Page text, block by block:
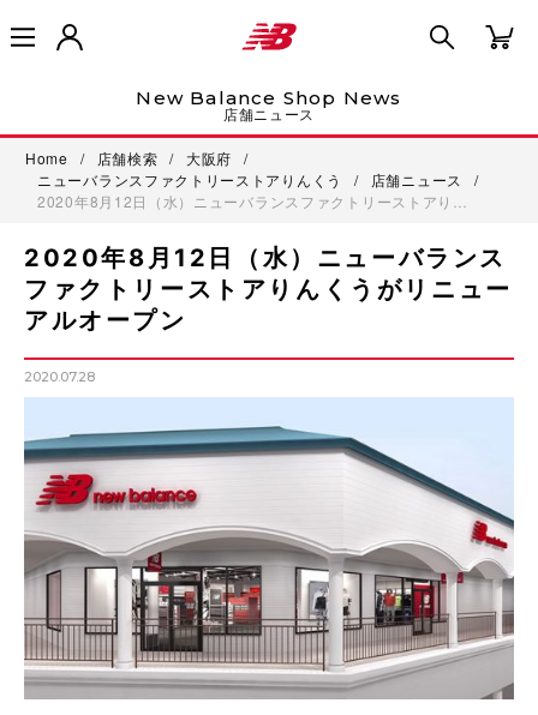
New Balance Shop News
店舗ニュース
Home / 店舗検索 / 大阪府
/
ニューバランスファクトリーストアりんくう
/ 店舗ニュース
/
2020年8月12日（水）ニューバランスファクトリーストアり…
2020年8月12日（水）ニューバランス
ファクトリーストアりんくうがリニュー
アルオープン
2020.07.28